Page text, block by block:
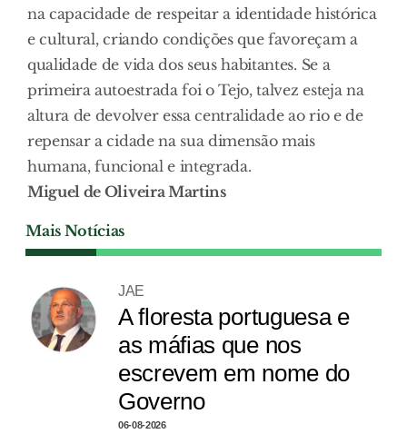
na capacidade de respeitar a identidade histórica
e cultural, criando condições que favoreçam a
qualidade de vida dos seus habitantes. Se a
primeira autoestrada foi o Tejo, talvez esteja na
altura de devolver essa centralidade ao rio e de
repensar a cidade na sua dimensão mais
humana, funcional e integrada.
Miguel de Oliveira Martins
Mais Notícias
JAE
A floresta portuguesa e
as máfias que nos
escrevem em nome do
Governo
06-08-2026